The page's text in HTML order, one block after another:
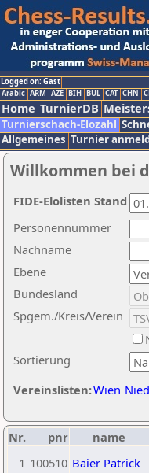
Logged on: Gast
Arabic ARM AZE BIH BUL CAT CHN
Home TurnierDB
Turnierschach-Elozahl
Allgemeines Turnier
Willkommen bei
Nachname
Ebene
Sortierung
Personennummer
Bundesland
Spgem./Kreis/Verein
Vereinslisten:Wien
FIDE-Elolisten Stand
Nr. pnr name
1 100510 Baier Patrick